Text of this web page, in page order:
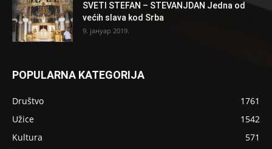
SVETI STEFAN – STEVANJDAN Jedna od
većih slava kod Srba
9. јануар 2019.
POPULARNA KATEGORIJA
Društvo
1761
Užice
1542
Kultura
571